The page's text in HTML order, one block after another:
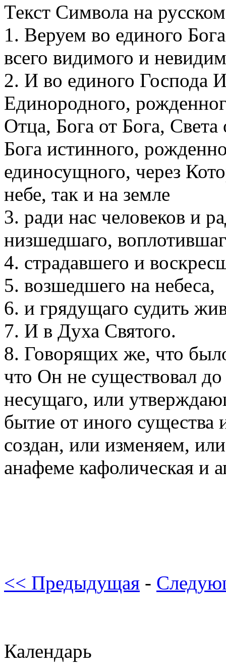
Текст Символа на
1. Веруем во единого
всего видимого и
2. И во единого Господа
Единородного,
Отца, Бога от Бога, Света
Бога истинного,
единосущного, через
небе, так и на земле
3. ради нас человеков и
низшедшаго,
4. страдавшего и
5. возшедшего на небеса,
6. и грядущаго судить
7. И в Духа Святого.
8. Говорящих же, что
что Он не существовал
несущаго, или
бытие от иного
создан, или изменяем,
анафеме кафолическая и
<< Предыдущая -
Календарь